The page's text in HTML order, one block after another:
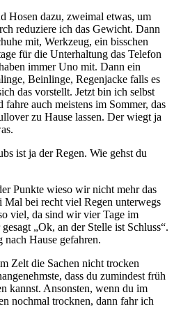
Hosen dazu, zweimal etwas, um
reduziere ich das Gewicht. Dann
mit, Werkzeug, ein bisschen
für die Unterhaltung das Telefon
immer Uno mit. Dann ein
Beinlinge, Regenjacke falls es
das vorstellt. Jetzt bin ich selbst
auch meistens im Sommer, das
zu Hause lassen. Der wiegt ja
ist ja der Regen. Wie gehst du
Punkte wieso wir nicht mehr das
bei recht viel Regen unterwegs
viel, da sind wir vier Tage im
„Ok, an der Stelle ist Schluss“.
Hause gefahren.
Zelt die Sachen nicht trocken
dass du zumindest früh
kannst. Ansonsten, wenn du im
nochmal trocknen, dann fahr ich